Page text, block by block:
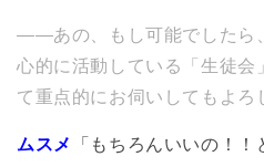
――あの、もし可能でしたら、
心的に活動している「生徒会
て重点的にお伺いしてもよろ
ムスメ 「もちろんいいの！！